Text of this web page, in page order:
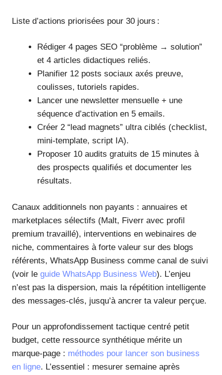
Liste d’actions priorisées pour 30 jours :
Rédiger 4 pages SEO “problème → solution”
et 4 articles didactiques reliés.
Planifier 12 posts sociaux axés preuve,
coulisses, tutoriels rapides.
Lancer une newsletter mensuelle + une
séquence d’activation en 5 emails.
Créer 2 “lead magnets” ultra ciblés (checklist,
mini-template, script IA).
Proposer 10 audits gratuits de 15 minutes à
des prospects qualifiés et documenter les
résultats.
Canaux additionnels non payants : annuaires et
marketplaces sélectifs (Malt, Fiverr avec profil
premium travaillé), interventions en webinaires de
niche, commentaires à forte valeur sur des blogs
référents, WhatsApp Business comme canal de suivi
(voir le guide WhatsApp Business Web). L’enjeu
n’est pas la dispersion, mais la répétition intelligente
des messages-clés, jusqu’à ancrer ta valeur perçue.
Pour un approfondissement tactique centré petit
budget, cette ressource synthétique mérite un
marque-page : méthodes pour lancer son business
en ligne. L’essentiel : mesurer semaine après